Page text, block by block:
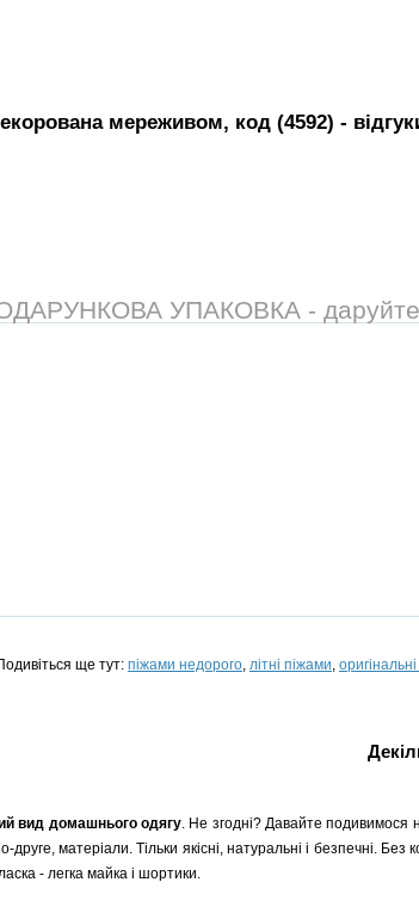
мереживом, код (4592) -
УПАКОВКА - даруйте
ще тут: піжами недорого, літні піжами,
вид домашнього одягу. Не згодні? Давайте подивимося
друге, матеріали. Тільки якісні, натуральні і безпечні.
- легка майка і шортики.